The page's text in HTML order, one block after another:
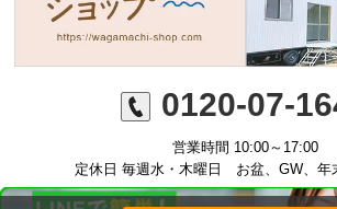
0120-07-
営業時間 10:00～17:00
定休日 毎週水・木曜日 お盆、GW、年